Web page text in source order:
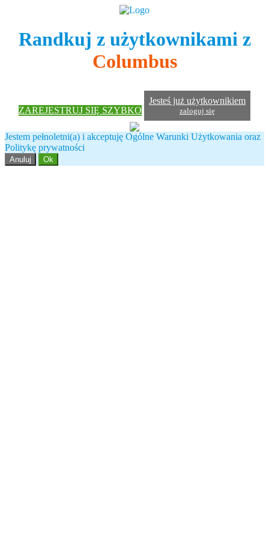
Randkuj z użytkownikami z
Columbus
ZAREJESTRUJ SIĘ SZYBKO
Jesteś już użytkownikiem
zaloguj się
Jestem pełnoletni(a) i akceptuję Ogólne Warunki Użytkowania oraz
Politykę prywatności
Anuluj Ok